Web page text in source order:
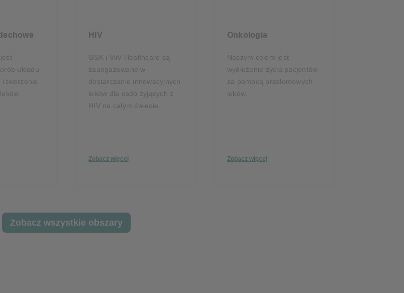
układu
tworzenie
HIV
GSK i ViiV Healthcare są
zaangażowane w
dostarczanie innowacyjnych
leków dla osób żyjących z
HIV na całym świecie.
Zobacz więcej
Onkologia
Naszym celem jest
wydłużenie życia pacjentów
za pomocą przełomowych
leków.
Zobacz więcej
Zobacz wszystkie obszary